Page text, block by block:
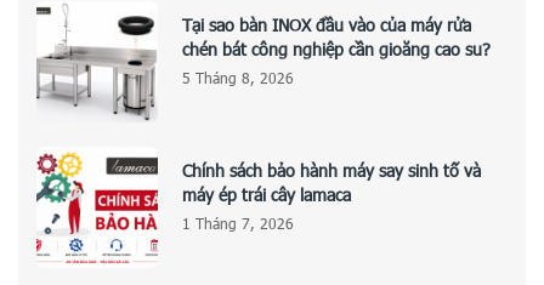
Tại sao bàn INOX đầu vào của máy rửa
chén bát công nghiệp cần gioăng cao su?
5 Tháng 8, 2026
Chính sách bảo hành máy say sinh tố và
máy ép trái cây lamaca
1 Tháng 7, 2026